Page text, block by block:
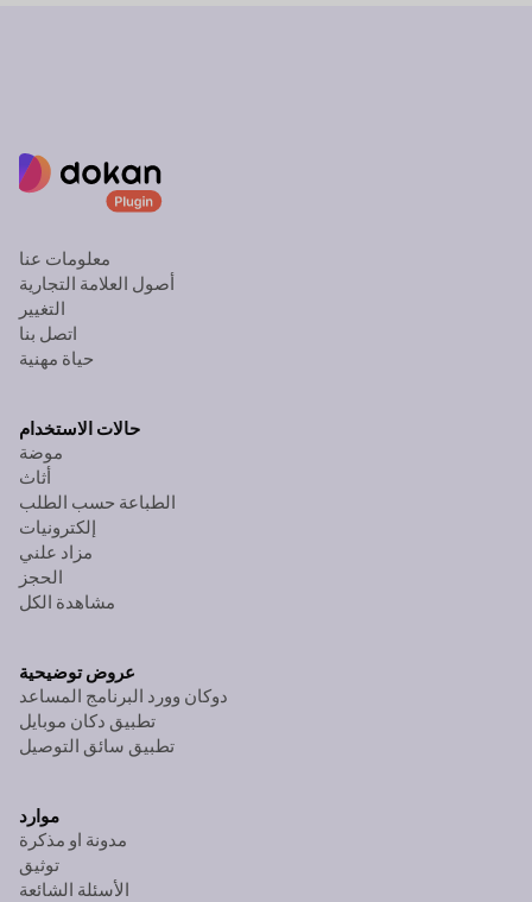
معلومات عنا
أصول العلامة التجارية
التغيير
اتصل بنا
حياة مهنية
حالات الاستخدام
موضة
أثاث
الطباعة حسب الطلب
إلكترونيات
مزاد علني
الحجز
مشاهدة الكل
عروض توضيحية
دوكان وورد البرنامج المساعد
تطبيق دكان موبايل
تطبيق سائق التوصيل
موارد
مدونة او مذكرة
توثيق
الأسئلة الشائعة